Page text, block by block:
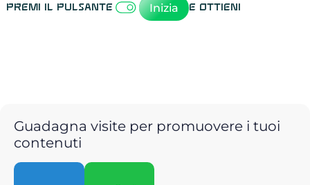
Premi il pulsante Inizia e ottieni
Guadagna visite per promuovere i tuoi
contenuti